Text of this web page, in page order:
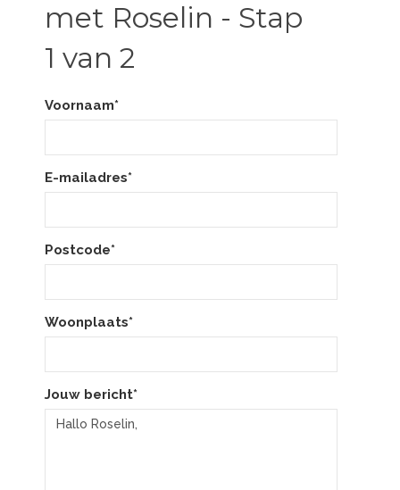
met Roselin - Stap
1 van 2
Voornaam*
E-mailadres*
Postcode*
Woonplaats*
Jouw bericht*